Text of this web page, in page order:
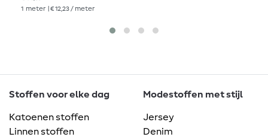
1 meter | € 12,23 / meter
Stoffen voor elke dag
Katoenen stoffen
Linnen stoffen
Modestoffen met stijl
Jersey
Denim